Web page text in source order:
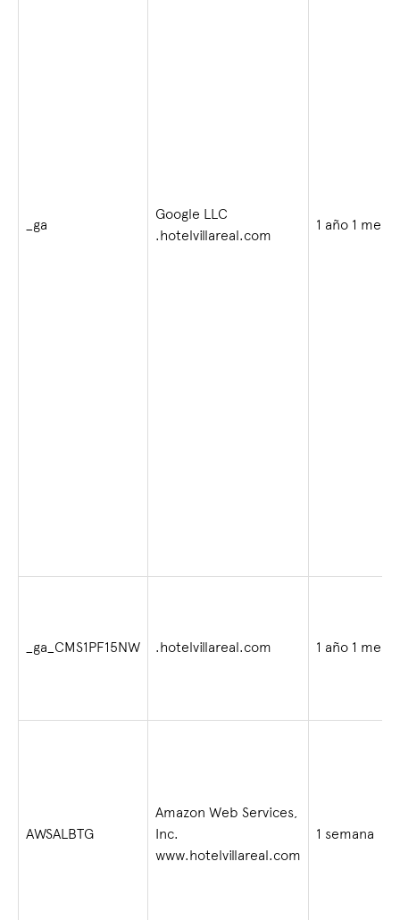
_ga
Google LLC
.hotelvillareal.com
1 año 1 mes
_ga_CMS1PF15NW .hotelvillareal.com 1 año 1 mes
AWSALBTG
Amazon Web Services,
Inc.
www.hotelvillareal.com
1 semana